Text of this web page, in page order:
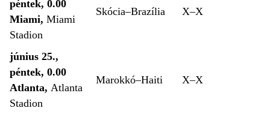
péntek, 0.00
Miami, Miami
Stadion
Skócia–Brazília X–X
június 25.,
péntek, 0.00
Atlanta, Atlanta
Stadion
Marokkó–Haiti X–X